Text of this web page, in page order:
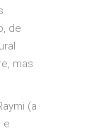
de
mas
(a
e